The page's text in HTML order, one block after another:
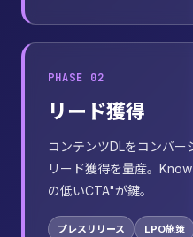
PHASE 02
リード獲得
コンテンツDLをコンバー
リード獲得を量産。
の低いCTA"が鍵。
プレスリリース LPO施策